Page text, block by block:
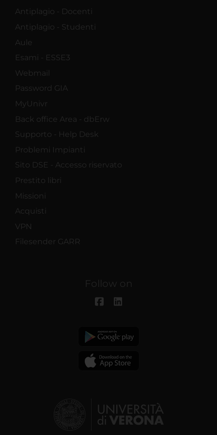
Antiplagio - Docenti
Antiplagio - Studenti
Aule
Esami - ESSE3
Webmail
Password GIA
MyUnivr
Back office Area - dbErw
Supporto - Help Desk
Problemi Impianti
Sito DSE - Accesso riservato
Prestito libri
Missioni
Acquisti
VPN
Filesender GARR
Follow on